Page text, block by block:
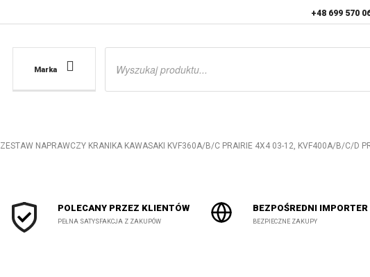
+48 699 570
Marka
Wyszukiwarka
ZESTAW NAPRAWCZY KRANIKA KAWASAKI KVF360A/B/C PRAIRIE 4X4 03-12, KVF400A/B/C/D
POLECANY PRZEZ KLIENTÓW
PEŁNA SATYSFAKCJA Z ZAKUPÓW
BEZPOŚREDNI IMPORTER
BEZPIECZNE ZAKUPY